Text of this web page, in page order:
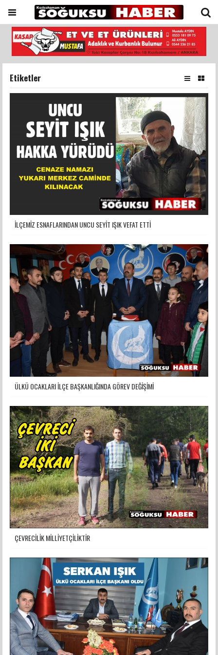
Etiketler
İLÇEMİZ ESNAFLARINDAN UNCU SEYİT IŞIK VEFAT ETTİ
ÜLKÜ OCAKLARI İLÇE BAŞKANLIĞINDA GÖREV DEĞİŞİMİ
ÇEVRECİLİK MİLLİYETÇİLİKTİR